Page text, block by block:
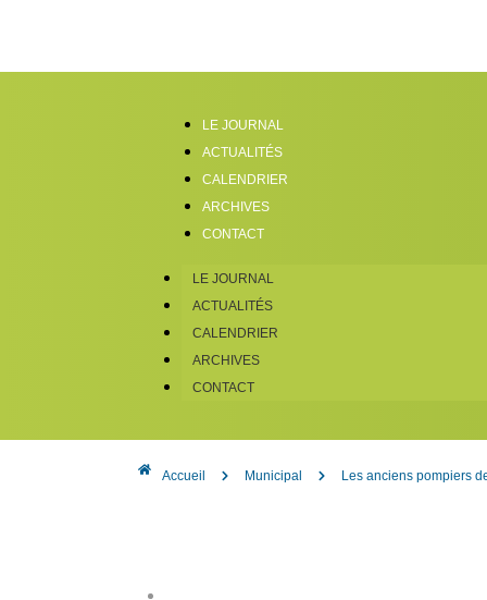
LE JOURNAL
ACTUALITÉS
CALENDRIER
ARCHIVES
CONTACT
LE JOURNAL
ACTUALITÉS
CALENDRIER
ARCHIVES
CONTACT
Accueil Municipal Les anciens pompiers